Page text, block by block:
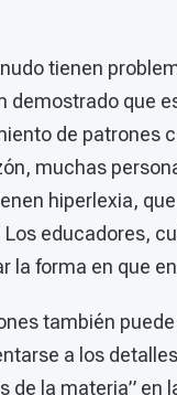
tienen
demostrado que
de patrones
muchas
hiperlexia,
educadores,
la forma en que
también
a los
de la materia” en